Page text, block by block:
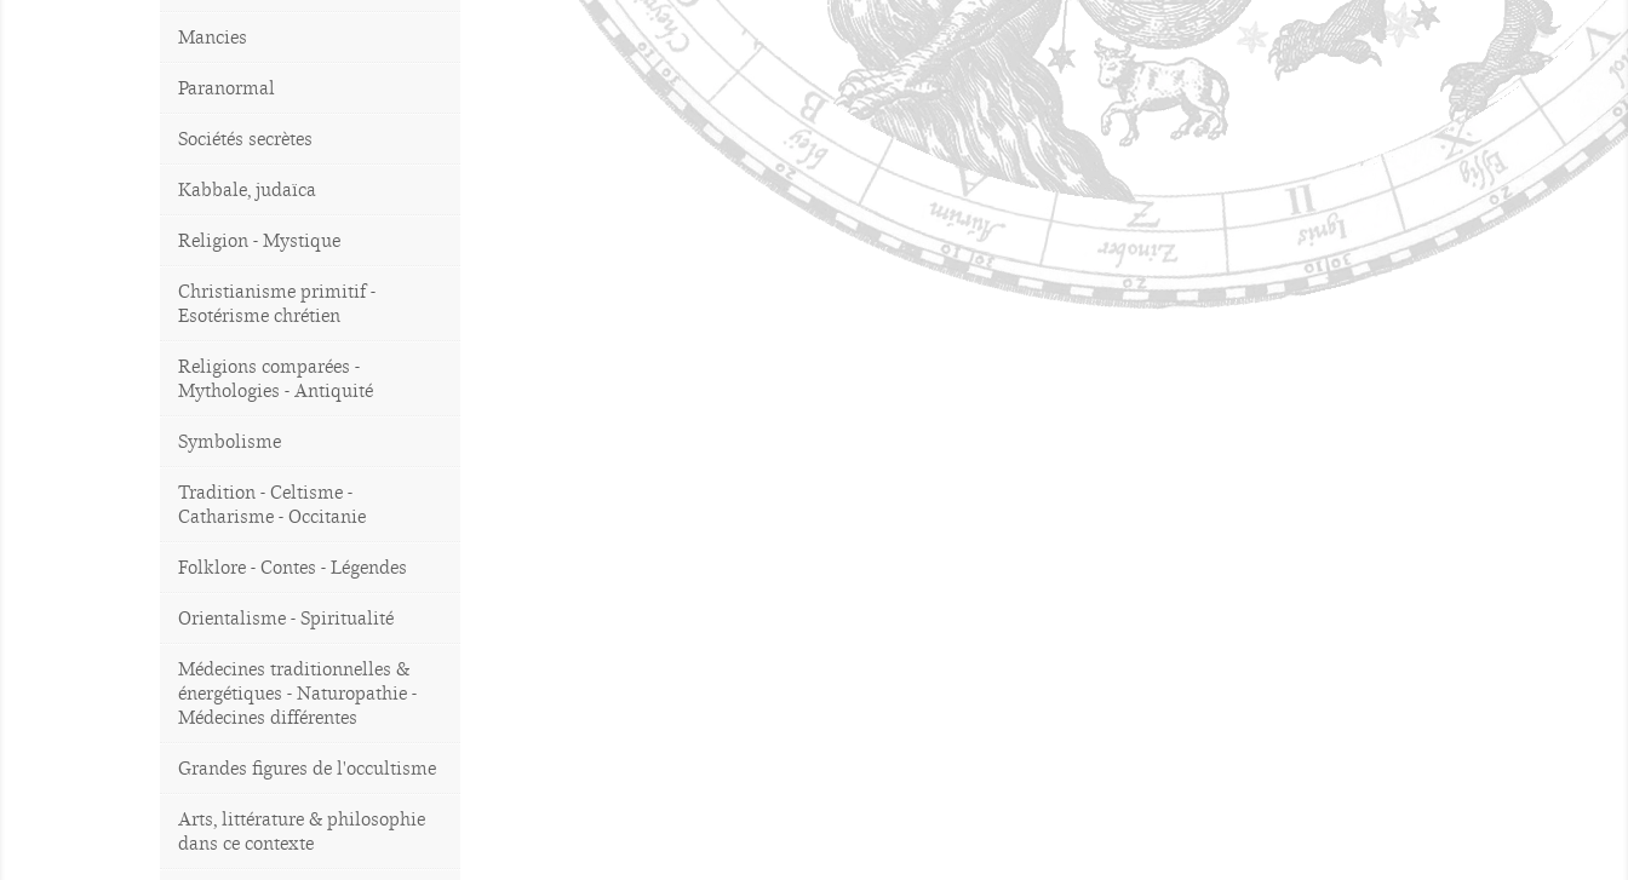
Mancies
Paranormal
Sociétés secrètes
Kabbale, judaïca
Religion - Mystique
Christianisme primitif -
Esotérisme chrétien
Religions comparées -
Mythologies - Antiquité
Symbolisme
Tradition - Celtisme -
Catharisme - Occitanie
Folklore - Contes - Légendes
Orientalisme - Spiritualité
Médecines traditionnelles &
énergétiques - Naturopathie -
Médecines différentes
Grandes figures de l'occultisme
Arts, littérature & philosophie
dans ce contexte